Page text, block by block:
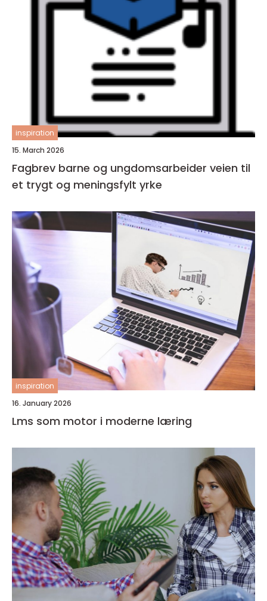
inspiration
15. March 2026
Fagbrev barne og ungdomsarbeider veien til
et trygt og meningsfylt yrke
inspiration
16. January 2026
Lms som motor i moderne læring